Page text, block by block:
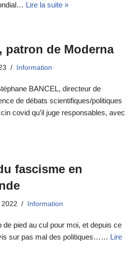
Lire la suite »
patron de Moderna
Information
BANCEL, directeur de
de débats scientifiques/politiques
covid qu’il juge responsables, avec
fascisme en
Information
de pied au cul pour moi, et depuis ce
sur pas mal des politiques…… Lire